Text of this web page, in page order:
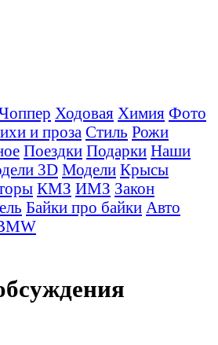
Ходовая Химия Фото
и проза Стиль Рожи
Поездки Подарки Наши
3D Модели Крысы
КМЗ ИМЗ Закон
Байки про байки Авто